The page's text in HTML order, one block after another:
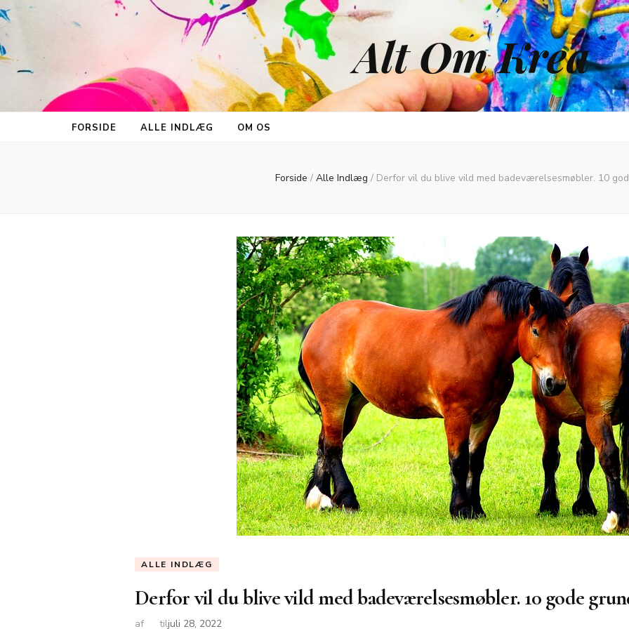
Alt Om Krea
FORSIDE ALLE INDLÆG OM OS
Forside / Alle Indlæg / Derfor vil du blive vild med badeværelsesmøbler. 10
ALLE INDLÆG
Derfor vil du blive vild med badeværelsesmøbler. 10 gode
af tiljuli 28, 2022